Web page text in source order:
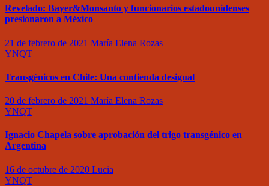
Revelado: Bayer&Monsanto y funcionarios estadounidenses
presionaron a México
21 de febrero de 2021 María Elena Rozas
YNQT
Transgénicos en Chile: Una contienda desigual
20 de febrero de 2021 María Elena Rozas
YNQT
Ignacio Chapela sobre aprobación del trigo transgénico en
Argentina
16 de octubre de 2020 Lucia
YNQT